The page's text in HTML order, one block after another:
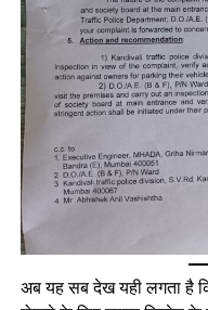
अब यह सब देख यही लगता है